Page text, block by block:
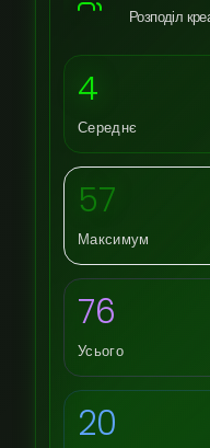
Розподіл
4
Середнє
57
Максимум
76
Усього
20